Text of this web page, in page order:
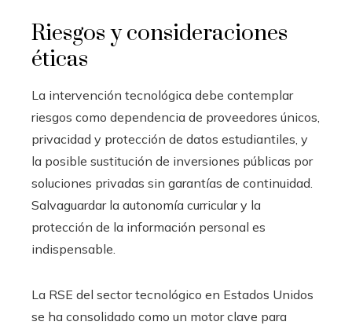
Riesgos y consideraciones
éticas
La intervención tecnológica debe contemplar
riesgos como dependencia de proveedores únicos,
privacidad y protección de datos estudiantiles, y
la posible sustitución de inversiones públicas por
soluciones privadas sin garantías de continuidad.
Salvaguardar la autonomía curricular y la
protección de la información personal es
indispensable.
La RSE del sector tecnológico en Estados Unidos
se ha consolidado como un motor clave para